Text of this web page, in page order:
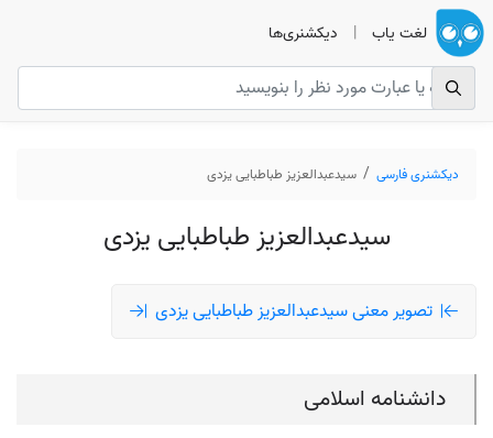
لغت یاب | دیکشنری‌ها
دیکشنری فارسی سیدعبدالعزیز طباطبایی یزدی
سیدعبدالعزیز طباطبایی یزدی
تصویر معنی سیدعبدالعزیز طباطبایی یزدی
دانشنامه اسلامی